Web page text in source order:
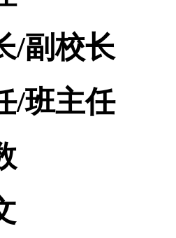
/副校长
/班主任